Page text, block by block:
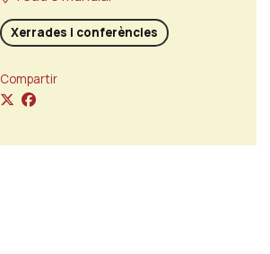
Xerrades i conferències
Compartir